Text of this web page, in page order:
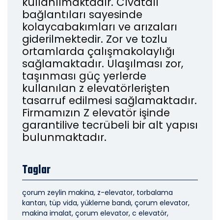
bağlantıları sayesinde
kolaycabakımları ve arızaları
giderilmektedir. Zor ve tozlu
ortamlarda çalışmakolaylığı
sağlamaktadır. Ulaşılması zor,
taşınması güç yerlerde
kullanılan z elevatörlerişten
tasarruf edilmesi sağlamaktadır.
Firmamızın Z elevatör işinde
garantilive tecrübeli bir alt yapısı
bulunmaktadır.
Taglar
çorum zeylin makina, z-elevator, torbalama
kantarı, tüp vida, yükleme bandı, çorum elevator,
makina imalat, çorum elevator, c elevatör,